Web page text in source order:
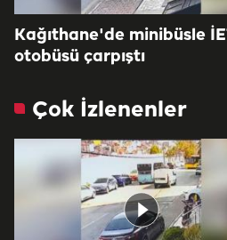
Kağıthane'de minibüsle
otobüsü çarpıştı
Çok İzlenenler